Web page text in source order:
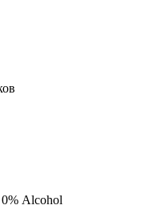
Alcohol